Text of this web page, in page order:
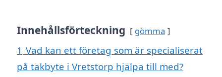
Innehållsförteckning gömma
1 Vad kan ett företag som är specialiserat
på takbyte i Vretstorp hjälpa till med?